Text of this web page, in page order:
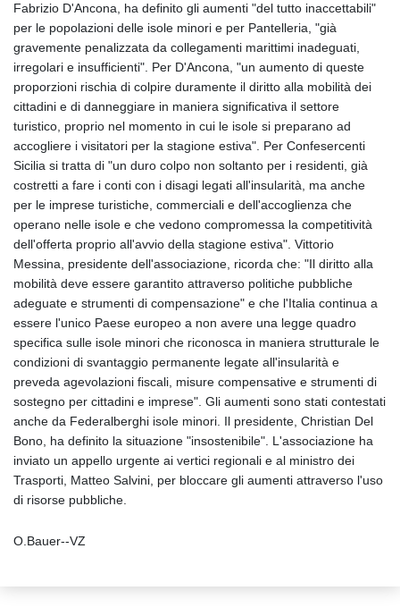
Fabrizio D'Ancona, ha definito gli aumenti "del tutto inaccettabili"
per le popolazioni delle isole minori e per Pantelleria, "già
gravemente penalizzata da collegamenti marittimi inadeguati,
irregolari e insufficienti". Per D'Ancona, "un aumento di queste
proporzioni rischia di colpire duramente il diritto alla mobilità dei
cittadini e di danneggiare in maniera significativa il settore
turistico, proprio nel momento in cui le isole si preparano ad
accogliere i visitatori per la stagione estiva". Per Confesercenti
Sicilia si tratta di "un duro colpo non soltanto per i residenti, già
costretti a fare i conti con i disagi legati all'insularità, ma anche
per le imprese turistiche, commerciali e dell'accoglienza che
operano nelle isole e che vedono compromessa la competitività
dell'offerta proprio all'avvio della stagione estiva". Vittorio
Messina, presidente dell'associazione, ricorda che: "Il diritto alla
mobilità deve essere garantito attraverso politiche pubbliche
adeguate e strumenti di compensazione" e che l'Italia continua a
essere l'unico Paese europeo a non avere una legge quadro
specifica sulle isole minori che riconosca in maniera strutturale le
condizioni di svantaggio permanente legate all'insularità e
preveda agevolazioni fiscali, misure compensative e strumenti di
sostegno per cittadini e imprese". Gli aumenti sono stati contestati
anche da Federalberghi isole minori. Il presidente, Christian Del
Bono, ha definito la situazione "insostenibile". L'associazione ha
inviato un appello urgente ai vertici regionali e al ministro dei
Trasporti, Matteo Salvini, per bloccare gli aumenti attraverso l'uso
di risorse pubbliche.
O.Bauer--VZ